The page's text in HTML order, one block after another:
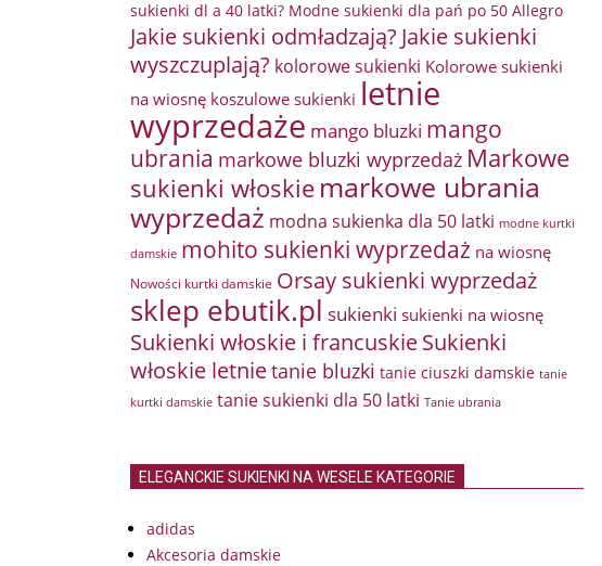
sukienki dl a 40 latki? Modne sukienki dla pań po 50 Allegro
Jakie sukienki odmładzają? Jakie sukienki
wyszczuplają? kolorowe sukienki Kolorowe sukienki
na wiosnę koszulowe sukienki letnie
wyprzedaże mango bluzki mango
ubrania markowe bluzki wyprzedaż Markowe
sukienki włoskie markowe ubrania
wyprzedaż modna sukienka dla 50 latki modne kurtki
damskie mohito sukienki wyprzedaż na wiosnę
Nowości kurtki damskie Orsay sukienki wyprzedaż
sklep ebutik.pl sukienki sukienki na wiosnę
Sukienki włoskie i francuskieSukienki
włoskie letnietanie bluzki tanie ciuszki damskie tanie
kurtki damskie tanie sukienki dla 50 latki Tanie ubrania
ELEGANCKIE SUKIENKI NA WESELE KATEGORIE
adidas
Akcesoria damskie